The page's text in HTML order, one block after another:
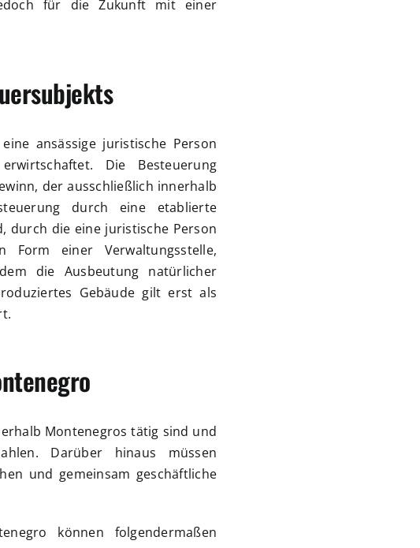
für die Zukunft mit einer
ansässige juristische Person
Die Besteuerung
der ausschließlich innerhalb
durch eine etablierte
durch die eine juristische Person
Form einer Verwaltungsstelle,
die Ausbeutung natürlicher
Gebäude gilt erst als
Montenegros tätig sind und
Darüber hinaus müssen
und gemeinsam geschäftliche
können folgendermaßen